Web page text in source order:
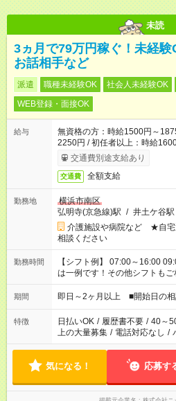
未読
3ヵ月で79万円稼ぐ！未経
お話相手など
派遣 職種未経験OK 社会人未経験OK
WEB登録・面接OK
給与
無資格の方：時給1500円～
2250円 / 初任者以上：時給
交通費別途支給あり
交通費 全額支給
勤務地
横浜市南区
弘明寺(京急線)駅 / 井土ケ谷駅
介護施設や病院など ★自宅
相談ください
勤務時間
【シフト例】 07:00～16:00
は一例です！その他シフトもご
期間 即日～2ヶ月以上 ■開始日の相
特徴 日払いOK / 履歴書不要 / 40～
上の大量募集 / 電話対応なし /
気になる！ 応募す